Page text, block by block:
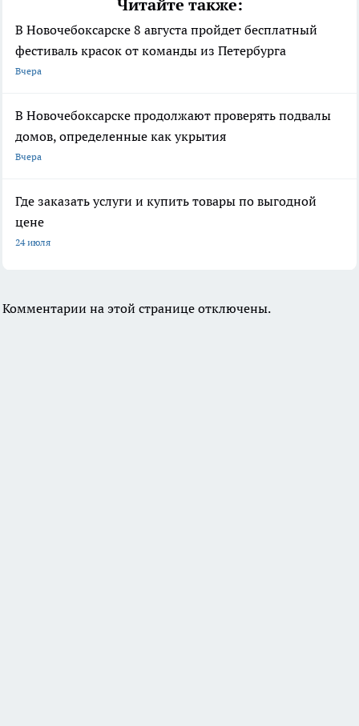
Читайте также:
В Новочебоксарске 8 августа пройдет бесплатный
фестиваль красок от команды из Петербурга
Вчера
В Новочебоксарске продолжают проверять подвалы
домов, определенные как укрытия
Вчера
Где заказать услуги и купить товары по выгодной
цене
24 июля
Комментарии на этой странице отключены.